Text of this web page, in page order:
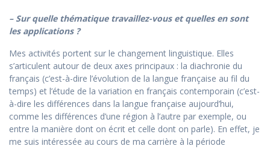
– Sur quelle thématique travaillez-vous et quelles en sont
les applications ?
Mes activités portent sur le changement linguistique. Elles
s’articulent autour de deux axes principaux : la diachronie du
français (c’est-à-dire l’évolution de la langue française au fil du
temps) et l’étude de la variation en français contemporain (c’est-
à-dire les différences dans la langue française aujourd’hui,
comme les différences d’une région à l’autre par exemple, ou
entre la manière dont on écrit et celle dont on parle). En effet, je
me suis intéressée au cours de ma carrière à la période